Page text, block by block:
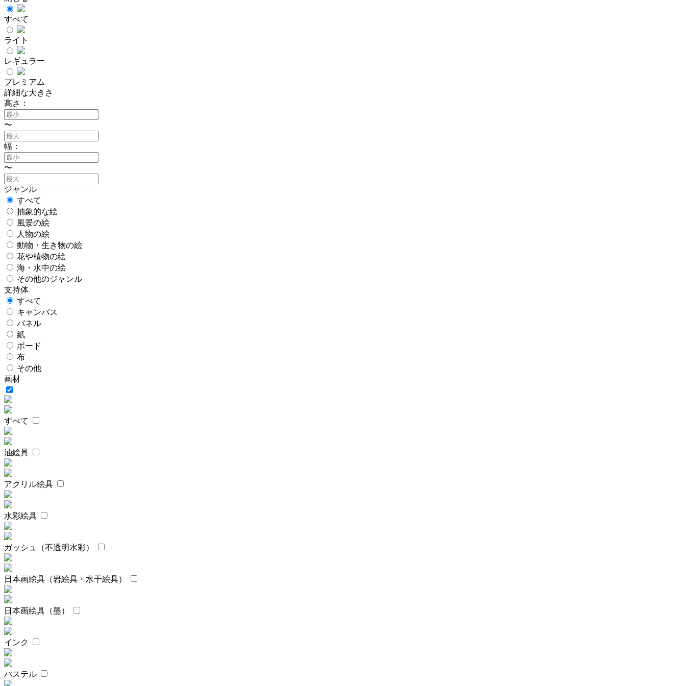
すべて
ライト
レギュラー
プレミアム
詳細な大きさ
高さ：
〜
幅：
〜
ジャンル
すべて
抽象的な絵
風景の絵
人物の絵
動物・生き物の絵
花や植物の絵
海・水中の絵
その他のジャンル
支持体
すべて
キャンバス
パネル
紙
ボード
布
その他
画材
すべて
油絵具
アクリル絵具
水彩絵具
ガッシュ（不透明水彩）
日本画絵具（岩絵具・水干絵具）
日本画絵具（墨）
インク
パステル